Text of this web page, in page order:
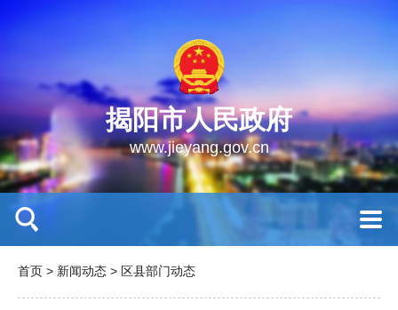
揭阳市人民政府
www.jieyang.gov.cn
首页 > 新闻动态 > 区县部门动态